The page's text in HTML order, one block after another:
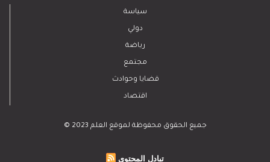
سياسة
دولي
رياضة
مجتمع
قضايا وحوادث
اقتصاد
© 2023 جميع الحقوق محفوظة لموقع العلم
تبادل المحتوى